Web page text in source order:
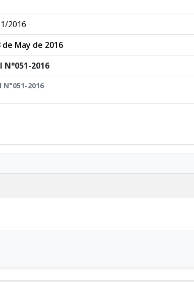
2016
de May de 2016
N°051-2016
N°051-2016